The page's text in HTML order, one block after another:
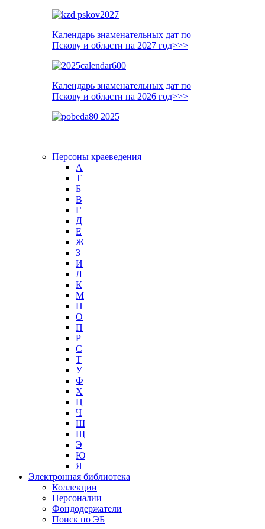
Календарь знаменательных дат по
Пскову и области на 2027 год>>>
Календарь знаменательных дат по
Пскову и области на 2026 год>>>
Персоны краеведения
А
T
Б
В
Г
Д
Е
Ж
З
И
Л
К
М
Н
О
П
Р
С
Т
У
Ф
Х
Ц
Ч
Ш
Щ
Э
Ю
Я
Электронная библиотека
Коллекции
Персоналии
Фондодержатели
Поиск по ЭБ